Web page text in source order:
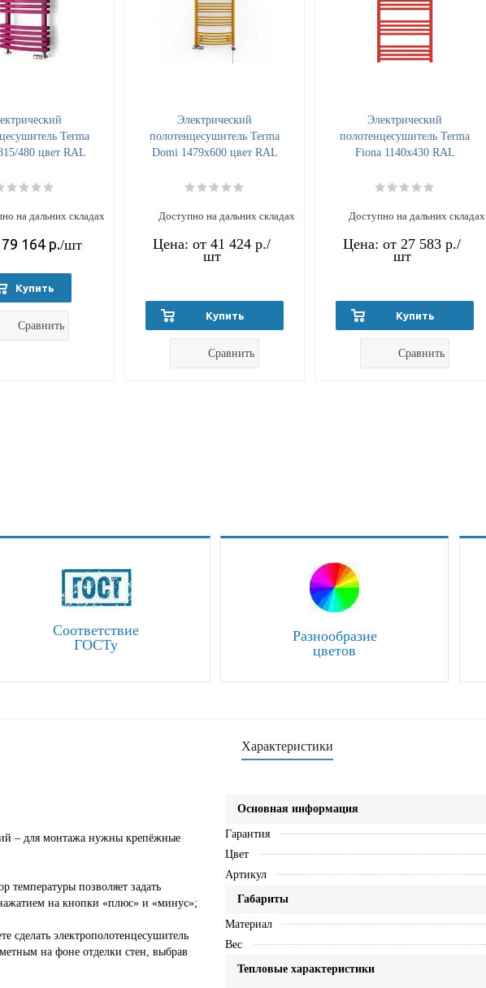
Terma
480 цвет RAL
на дальних складах
79 164р./шт
Купить
Сравнить
Электрический
полотенцесушитель Terma
Domi 1479x600 цвет RAL
Доступно на дальних складах
Цена: от 41 424 р./
шт
Купить
Сравнить
Электрический
полотенцесушитель Terma
Fiona 1140x430 RAL
Доступно на дальних складах
Цена: от 27 583 р./
шт
Купить
Сравнить
Соответствие
ГОСТу
Разнообразие
цветов
– для монтажа нужны крепёжные
температуры позволяет задать
на кнопки «плюс» и «минус»;
сделать электрополотенцесушитель
на фоне отделки стен, выбрав
Характеристики
Основная информация
Гарантия
Цвет
Артикул
Габариты
Материал
Вес
Тепловые характеристики